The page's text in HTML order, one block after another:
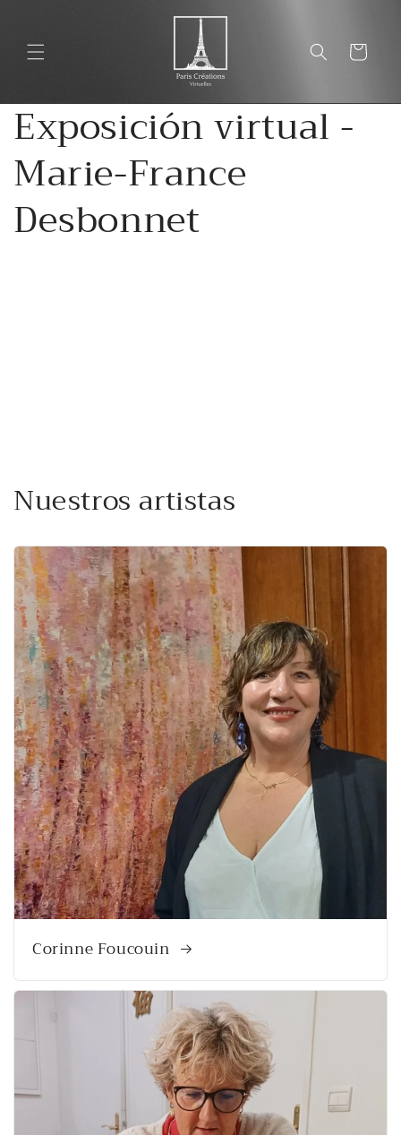
Carrito
Exposición virtual -
Marie-France
Desbonnet
Nuestros artistas
Corinne Foucouin